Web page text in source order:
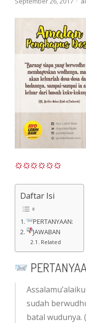
Daftar Isi
PERTANYAAN:
JAWABAN
Related
sudah
batal wudunya.